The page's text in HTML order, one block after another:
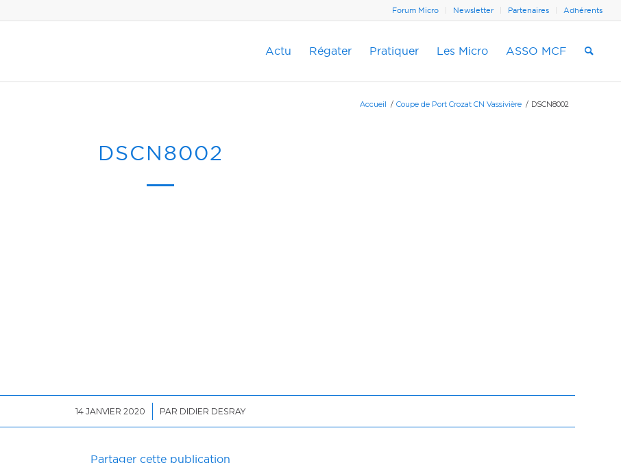
Forum Micro Newsletter Partenaires Adhérents
Actu Régater Pratiquer Les Micro ASSO MCF
Accueil / Coupe de Port Crozat CN Vassivière / DSCN8002
DSCN8002
14 JANVIER 2020
/ PAR DIDIER DESRAY
Partager cette publication